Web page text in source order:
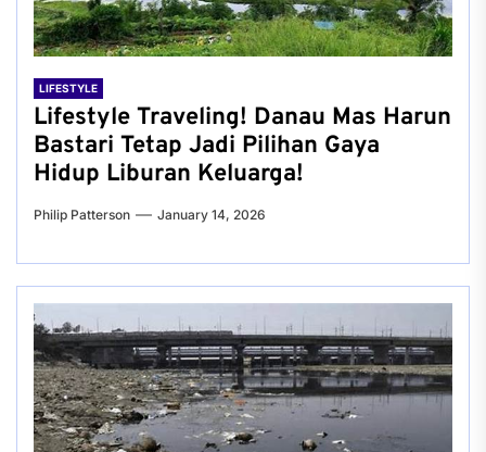
LIFESTYLE
Lifestyle Traveling! Danau Mas Harun
Bastari Tetap Jadi Pilihan Gaya
Hidup Liburan Keluarga!
Philip Patterson January 14, 2026